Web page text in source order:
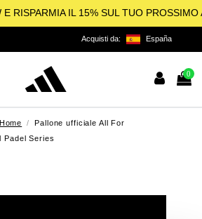
E RISPARMIA IL 15% SUL TUO PROSSIMO
Acquisti da: España
0
Home
Pallone ufficiale All For
Padel Series